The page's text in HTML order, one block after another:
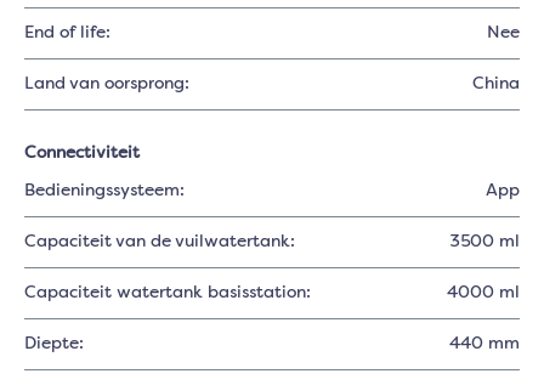
End of life: Nee
Land van oorsprong: China
Connectiviteit
Bedieningssysteem: App
Capaciteit van de vuilwatertank: 3500 ml
Capaciteit watertank basisstation: 4000 ml
Diepte: 440 mm